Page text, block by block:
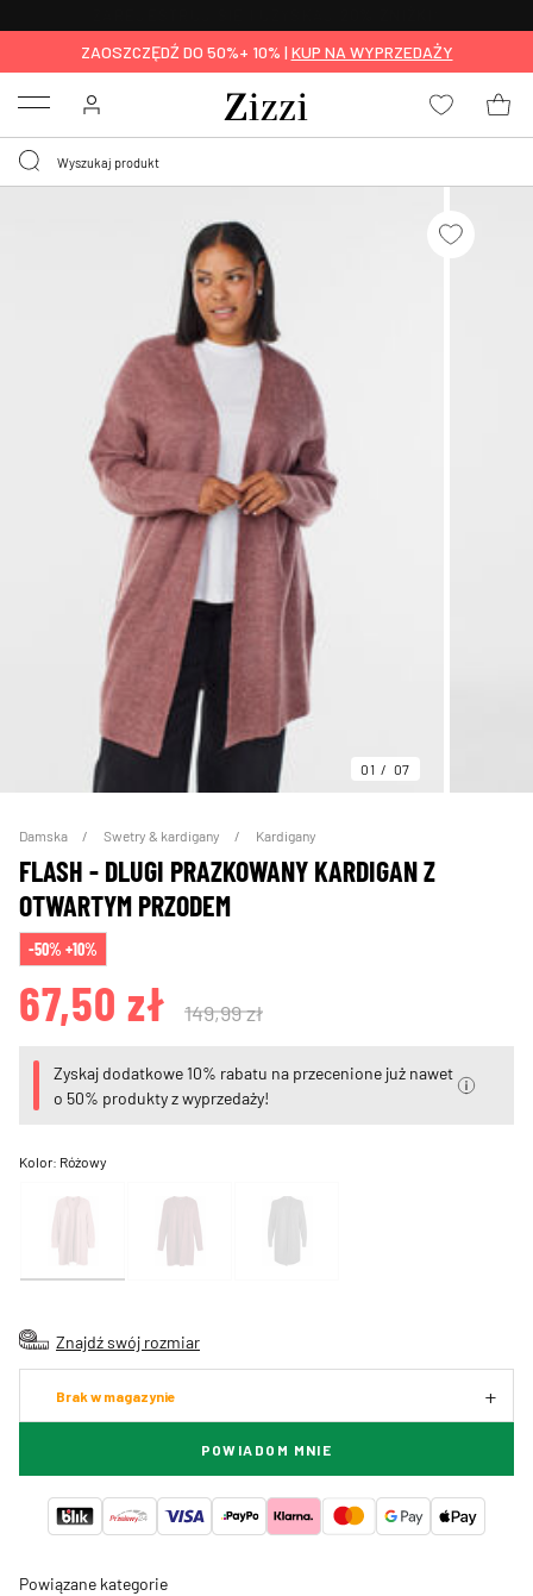
ZAOSZCZĘDŹ DO 50%+ 10% | KUP NA WYPRZEDAŻY
Menu
01 07
Damska Swetry & kardigany Kardigany
FLASH - DLUGI PRAZKOWANY KARDIGAN Z
OTWARTYM PRZODEM
-50% +10%
67,50 zł 149,99 zł
Zyskaj dodatkowe 10% rabatu na przecenione już nawet
o 50% produkty z wyprzedaży!
Kolor: Różowy
Znajdź swój rozmiar
Brak w magazynie
POWIADOM MNIE
Powiązane kategorie